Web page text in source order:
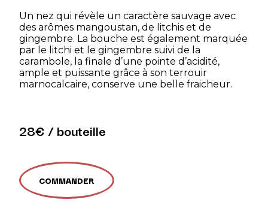
Un nez qui révèle un caractère sauvage avec
des arômes mangoustan, de litchis et de
gingembre. La bouche est également marquée
par le litchi et le gingembre suivi de la
carambole, la finale d’une pointe d’acidité,
ample et puissante grâce à son terrouir
marnocalcaire, conserve une belle fraicheur.
28€ / bouteille
COMMANDER